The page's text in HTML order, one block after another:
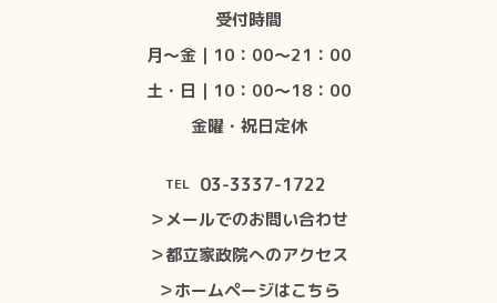
受付時間
月〜金｜10：00〜21：00
土・日｜10：00〜18：00
金曜・祝日定休
TEL 03-3337-1722
＞メールでのお問い合わせ
＞都立家政院へのアクセス
＞ホームページはこちら